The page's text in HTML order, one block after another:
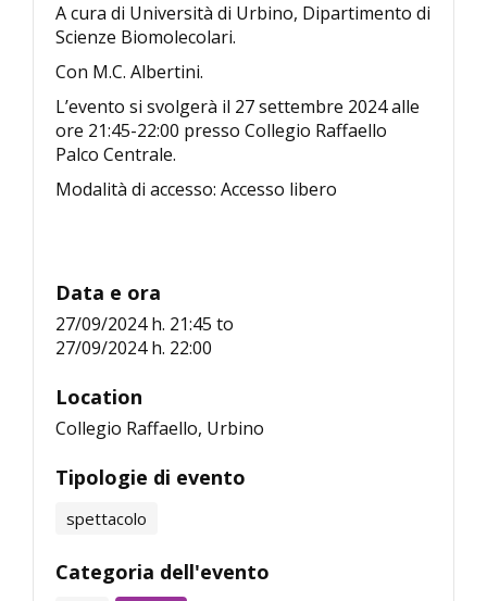
A cura di Università di Urbino, Dipartimento di
Scienze Biomolecolari.
Con M.C. Albertini.
L’evento si svolgerà il 27 settembre 2024 alle
ore 21:45-22:00 presso Collegio Raffaello
Palco Centrale.
Modalità di accesso: Accesso libero
Data e ora
27/09/2024 h. 21:45 to
27/09/2024 h. 22:00
Location
Collegio Raffaello, Urbino
Tipologie di evento
spettacolo
Categoria dell'evento